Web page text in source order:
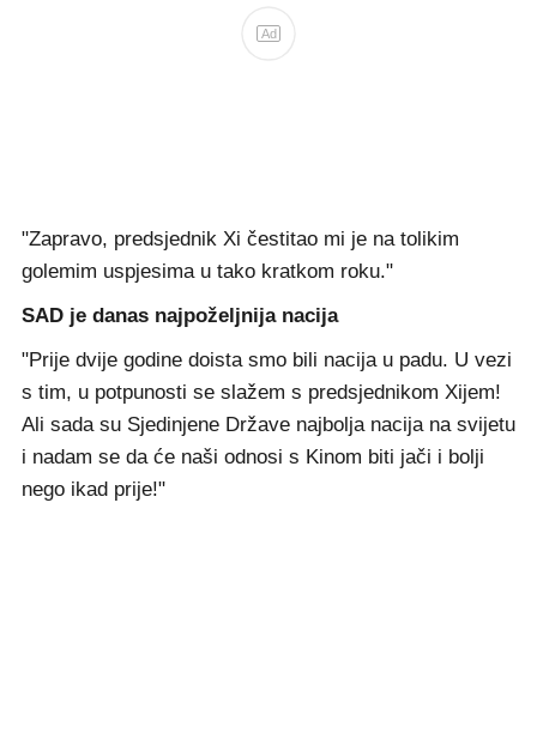
Ad
"Zapravo, predsjednik Xi čestitao mi je na tolikim
golemim uspjesima u tako kratkom roku."
SAD je danas najpoželjnija nacija
"Prije dvije godine doista smo bili nacija u padu. U vezi
s tim, u potpunosti se slažem s predsjednikom Xijem!
Ali sada su Sjedinjene Države najbolja nacija na svijetu
i nadam se da će naši odnosi s Kinom biti jači i bolji
nego ikad prije!"